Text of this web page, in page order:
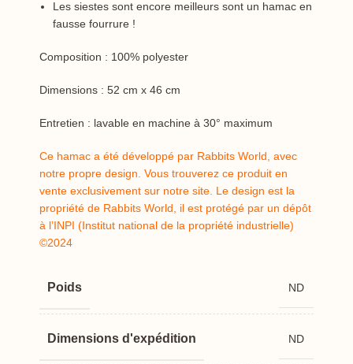
Les siestes sont encore meilleurs sont un hamac en
fausse fourrure !
Composition : 100% polyester
Dimensions : 52 cm x 46 cm
Entretien : lavable en machine à 30° maximum
Ce hamac a été développé par Rabbits World, avec
notre propre design. Vous trouverez ce produit en
vente exclusivement sur notre site. Le design est la
propriété de Rabbits World, il est protégé par un dépôt
à l’INPI (Institut national de la propriété industrielle)
©2024
Poids ND
Dimensions ND